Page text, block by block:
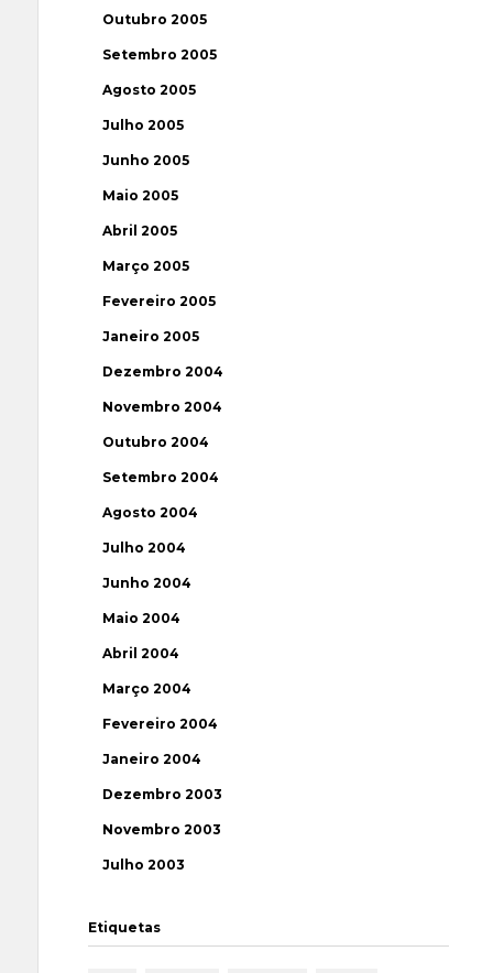
Outubro 2005
Setembro 2005
Agosto 2005
Julho 2005
Junho 2005
Maio 2005
Abril 2005
Março 2005
Fevereiro 2005
Janeiro 2005
Dezembro 2004
Novembro 2004
Outubro 2004
Setembro 2004
Agosto 2004
Julho 2004
Junho 2004
Maio 2004
Abril 2004
Março 2004
Fevereiro 2004
Janeiro 2004
Dezembro 2003
Novembro 2003
Julho 2003
Etiquetas